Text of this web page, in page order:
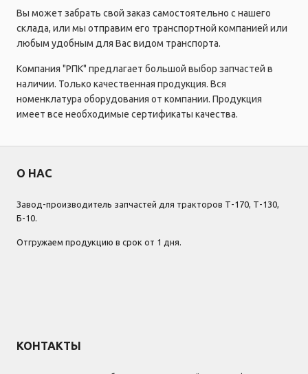
Вы может забрать свой заказ самостоятельно с нашего
склада, или мы отправим его транспортной компанией или
любым удобным для Вас видом транспорта.
Компания "РПК" предлагает большой выбор запчастей в
наличии. Только качественная продукция. Вся
номенклатура оборудования от компании. Продукция
имеет все необходимые сертификаты качества.
О НАС
Завод-производитель запчастей для тракторов Т-170, Т-130,
Б-10.
Отгружаем продукцию в срок от 1 дня.
КОНТАКТЫ